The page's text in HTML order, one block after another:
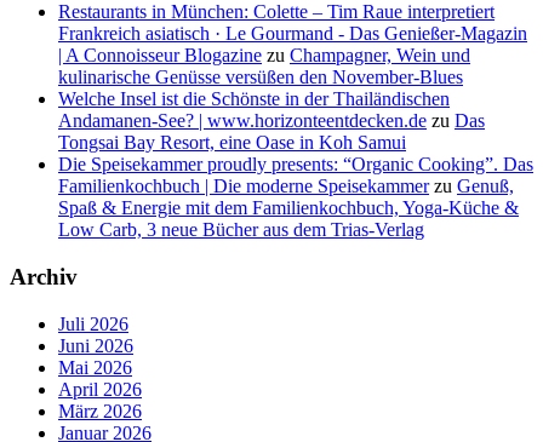
Restaurants in München: Colette – Tim Raue interpretiert
Frankreich asiatisch · Le Gourmand - Das Genießer-Magazin
| A Connoisseur Blogazine zu Champagner, Wein und
kulinarische Genüsse versüßen den November-Blues
Welche Insel ist die Schönste in der Thailändischen
Andamanen-See? | www.horizonteentdecken.de zu Das
Tongsai Bay Resort, eine Oase in Koh Samui
Die Speisekammer proudly presents: “Organic Cooking”. Das
Familienkochbuch | Die moderne Speisekammerzu Genuß,
Spaß & Energie mit dem Familienkochbuch, Yoga-Küche &
Low Carb, 3 neue Bücher aus dem Trias-Verlag
Archiv
Juli 2026
Juni 2026
Mai 2026
April 2026
März 2026
Januar 2026